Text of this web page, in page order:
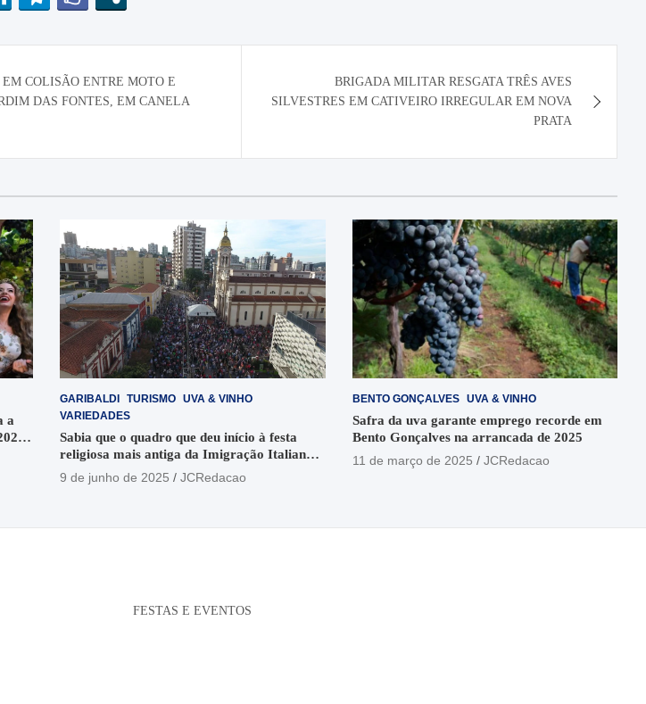
EM COLISÃO ENTRE MOTO E
DAS FONTES, EM CANELA
BRIGADA MILITAR RESGATA TRÊS AVES
SILVESTRES EM CATIVEIRO IRREGULAR EM NOVA
PRATA
a
GARIBALDI TURISMO UVA & VINHO
VARIEDADES
Sabia que o quadro que deu início à festa
religiosa mais antiga da Imigração Italiana
está no Santuário Santo Antônio
9 de junho de 2025 JCRedacao
BENTO GONÇALVES UVA & VINHO
Safra da uva garante emprego recorde em
Bento Gonçalves na arrancada de 2025
11 de março de 2025
JCRedacao
FESTAS E EVENTOS